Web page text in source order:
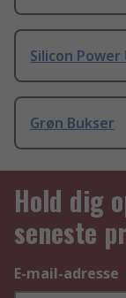
Silicon
Grøn Bukser
Hold dig
seneste
E-mail-adresse